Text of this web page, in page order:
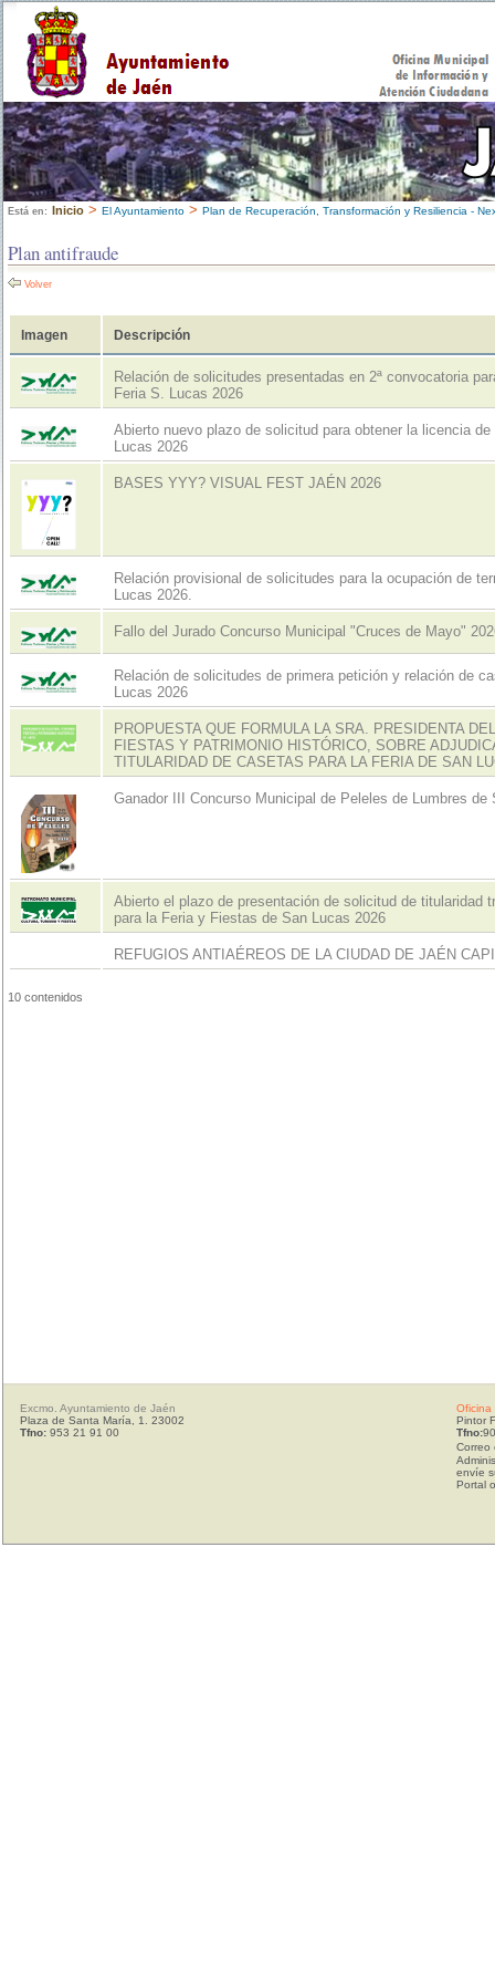
Está en: Inicio > El Ayuntamiento > Plan de Recuperación, Transformación y Resiliencia -
Plan antifraude
Volver
Imagen Descripción
Relación de solicitudes presentadas en 2ª convocatoria
Feria S. Lucas 2026
Abierto nuevo plazo de solicitud para obtener la licencia
Lucas 2026
BASES YYY? VISUAL FEST JAÉN 2026
Relación provisional de solicitudes para la ocupación de
Lucas 2026.
Fallo del Jurado Concurso Municipal "Cruces de Mayo"
Relación de solicitudes de primera petición y relación de
Lucas 2026
PROPUESTA QUE FORMULA LA SRA. PRESIDENTA
FIESTAS Y PATRIMONIO HISTÓRICO, SOBRE
TITULARIDAD DE CASETAS PARA LA FERIA DE SAN
Ganador III Concurso Municipal de Peleles de Lumbres de
Abierto el plazo de presentación de solicitud de titularidad
para la Feria y Fiestas de San Lucas 2026
REFUGIOS ANTIAÉREOS DE LA CIUDAD DE JAÉN
10 contenidos
Excmo. Ayuntamiento de Jaén
Plaza de Santa María, 1. 23002
Tfno: 953 21 91 00
Oficina
Pintor
Tfno:
Correo
envíe
Portal